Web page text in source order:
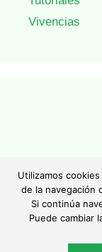
Vivencias
© AEFONA 2011-
autores.
Utilizamos
de la navegación
Si continúa
Puede cambiar